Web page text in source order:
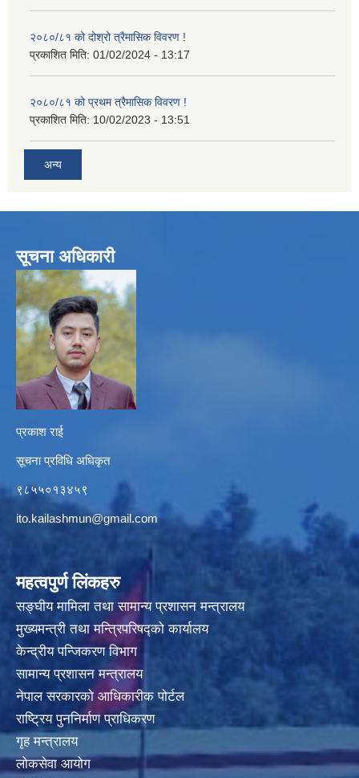
२०८०/८१ को दोश्रो त्रैमासिक विवरण !
प्रकाशित मिति: 01/02/2024 - 13:17
२०८०/८१ को प्रथम त्रैमासिक विवरण !
प्रकाशित मिति: 10/02/2023 - 13:51
अन्य
सूचना अधिकारी
प्रकाश राई
सूचना प्रविधि अधिकृत
९८५५०१३४५९
ito.kailashmun@gmail.com
महत्वपुर्ण लिंकहरु
सङ्घीय मामिला तथा सामान्य प्रशासन मन्त्रालय
मुख्यमन्त्री तथा मन्त्रिपरिषद्‍को कार्यालय
केन्द्रीय पन्जिकरण विभाग
सामान्य प्रशासन मन्त्रालय
नेपाल सरकारको आधिकारीक पोर्टल
राष्ट्रिय पुननिर्माण प्राधिकरण
गृह मन्त्रालय
लोकसेवा आयोग